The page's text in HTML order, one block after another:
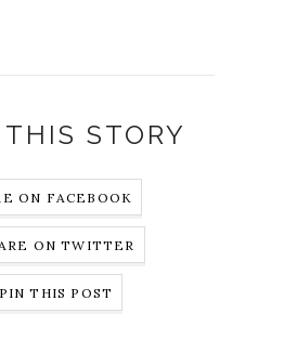
STORY
ON FACEBOOK
ON TWITTER
PIN THIS POST